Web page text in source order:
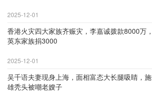
2025-12-01
香港火灾四大家族齐赈灾，李嘉诚拨款8000万
英东家族捐3000
2025-12-01
吴千语夫妻现身上海，面相富态大长腿吸睛，
雄秃头被嘲老嫂子